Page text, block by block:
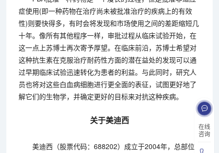
在线
咨询
症使用(即一种药物在治疗尚未被批准治疗的疾病上的有效
性)则要快得多，有时会将发现和市场使用之间的差距缩短几
十年。像所有其他程序一样，审批过程从临床试验开始，在
这一点上苏博士再次寄予厚望。在临床前沿，苏博士希望对
这种抗生素在克服治疗耐药性方面的潜在益处的发现可以通
过早期临床试验迅速转化为患者的利益。与此同时，研究人
员也将对这些白血病细胞进行更全面的表征，试图更好地了
解它们的生物学，并确定更好的目标来对抗这种疾病。
关于美迪西
美迪西（股票代码：688202）成立于2004年，总部位